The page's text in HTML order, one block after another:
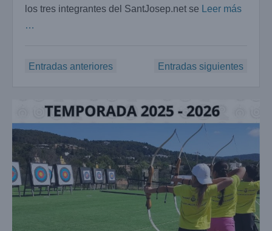
los tres integrantes del SantJosep.net se
Leer más
…
Navegación
Entradas anteriores Entradas siguientes